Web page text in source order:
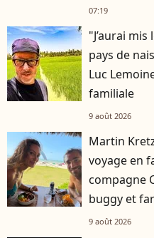
07:19
"J’aurai
pays de
Luc
familiale
9 août 2026
Martin
voyage en
compagne
buggy et
9 août 2026